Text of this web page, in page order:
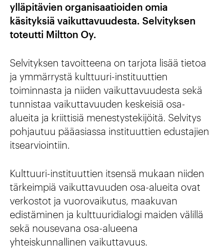
ylläpitävien organisaatioiden omia
käsityksiä vaikuttavuudesta. Selvityksen
toteutti Miltton Oy.
Selvityksen tavoitteena on tarjota lisää tietoa
ja ymmärrystä kulttuuri-instituuttien
toiminnasta ja niiden vaikuttavuudesta sekä
tunnistaa vaikuttavuuden keskeisiä osa-
alueita ja kriittisiä menestystekijöitä. Selvitys
pohjautuu pääasiassa instituuttien edustajien
itsearviointiin.
Kulttuuri-instituuttien itsensä mukaan niiden
tärkeimpiä vaikuttavuuden osa-alueita ovat
verkostot ja vuorovaikutus, maakuvan
edistäminen ja kulttuuridialogi maiden välillä
sekä nousevana osa-alueena
yhteiskunnallinen vaikuttavuus.